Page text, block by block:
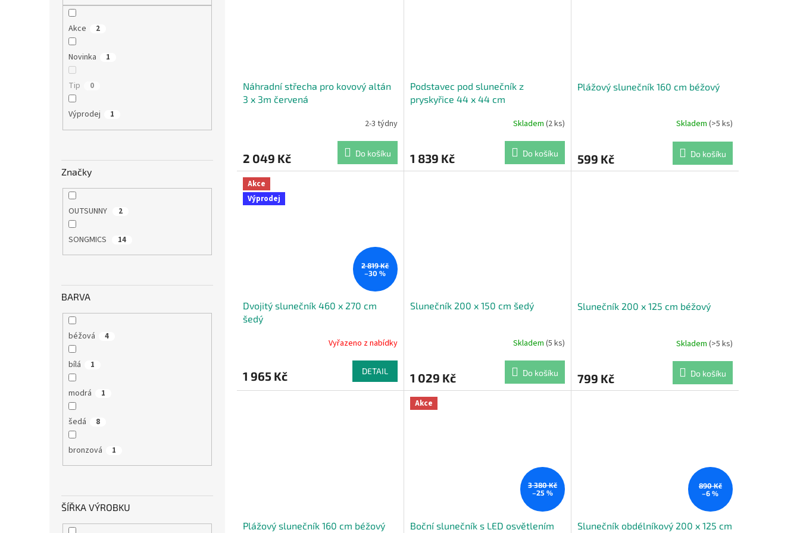
Akce 2
Novinka 1
Tip 0
Výprodej 1
Značky
OUTSUNNY 2
SONGMICS 14
BARVA
béžová 4
bílá 1
modrá 1
šedá 8
bronzová 1
ŠÍŘKA VÝROBKU
Náhradní střecha pro kovový altán
3 x 3m červená
2-3 týdny
2 049 Kč Do košíku
Podstavec pod slunečník z
pryskyřice 44 x 44 cm
Skladem (2 ks)
1 839 Kč Do košíku
Plážový slunečník 160 cm béžový
Skladem (>5 ks)
599 Kč Do košíku
Akce
Výprodej
2 819 Kč
–30 %
Dvojitý slunečník 460 x 270 cm
šedý
je
5,0
Vyřazeno z nabídky
1 965 Kč DETAIL
Slunečník 200 x 150 cm šedý
Skladem (5 ks)
1 029 Kč Do košíku
Slunečník 200 x 125 cm béžový
Skladem (>5 ks)
799 Kč Do košíku
Plážový slunečník 160 cm béžový
Akce
3 380 Kč
–25 %
Boční slunečník s LED osvětlením
890 Kč
–6 %
Slunečník obdélníkový 200 x 125 cm